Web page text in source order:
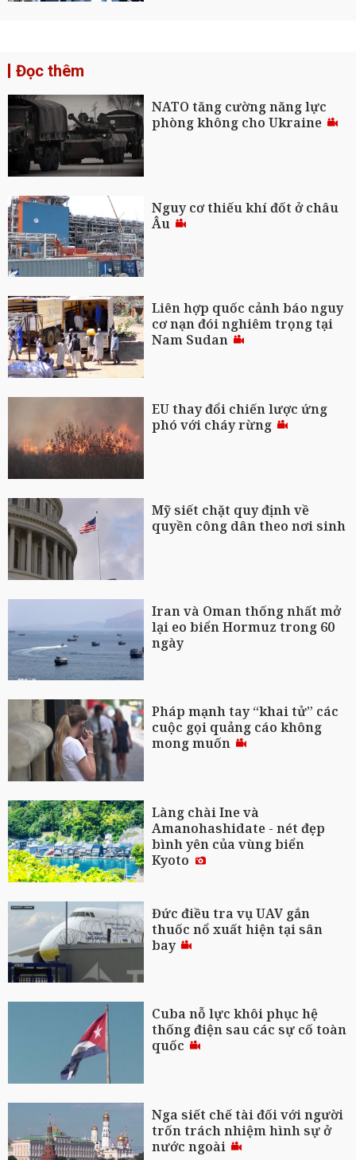
Đọc thêm
NATO tăng cường năng lực
phòng không cho Ukraine
Nguy cơ thiếu khí đốt ở châu
Âu
Liên hợp quốc cảnh báo nguy
cơ nạn đói nghiêm trọng tại
Nam Sudan
EU thay đổi chiến lược ứng
phó với cháy rừng
Mỹ siết chặt quy định về
quyền công dân theo nơi sinh
Iran và Oman thống nhất mở
lại eo biển Hormuz trong 60
ngày
Pháp mạnh tay “khai tử” các
cuộc gọi quảng cáo không
mong muốn
Làng chài Ine và
Amanohashidate - nét đẹp
bình yên của vùng biển
Kyoto
Đức điều tra vụ UAV gắn
thuốc nổ xuất hiện tại sân
bay
Cuba nỗ lực khôi phục hệ
thống điện sau các sự cố toàn
quốc
Nga siết chế tài đối với người
trốn trách nhiệm hình sự ở
nước ngoài